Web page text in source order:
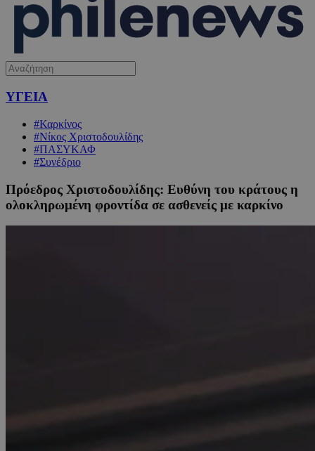
ΥΓΕΙΑ
#Καρκίνος
#Νίκος Χριστοδουλίδης
#ΠΑΣΥΚΑΦ
#Συνέδριο
Πρόεδρος Χριστοδουλίδης: Ευθύνη του κράτους η
ολοκληρωμένη φροντίδα σε ασθενείς με καρκίνο